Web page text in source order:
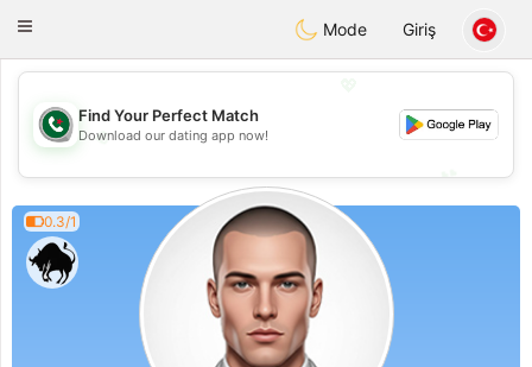
Weshrak
Toggle
Mode Giriş
💖
💕
💕
Find Your Perfect Match
Download our dating app now!
0.3/1